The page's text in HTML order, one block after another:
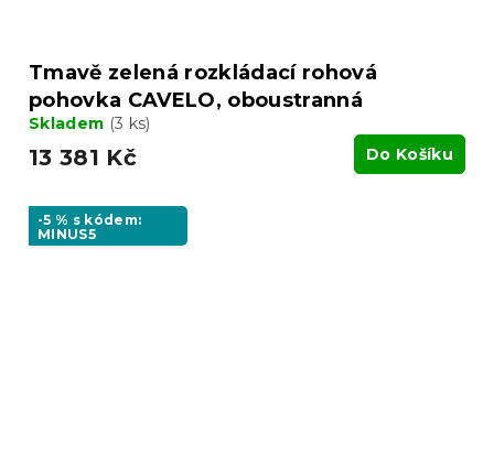
Tmavě zelená rozkládací rohová
pohovka CAVELO, oboustranná
Skladem (3 ks)
13 381 Kč Do Košíku
-5 % s kódem:
MINUS5